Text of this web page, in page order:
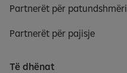
Partnerët për patundshmëri
Partnerët për pajisje
Të dhënat